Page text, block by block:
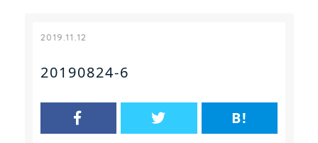
2019.11.12
20190824-6
B!